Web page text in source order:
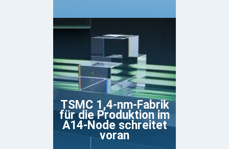
TSMC 1,4-nm-Fabrik
für die Produktion im
A14-Node schreitet
voran